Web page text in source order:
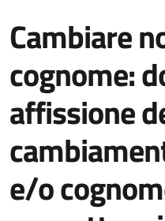
Cambiare
cognome:
affissione
e/o